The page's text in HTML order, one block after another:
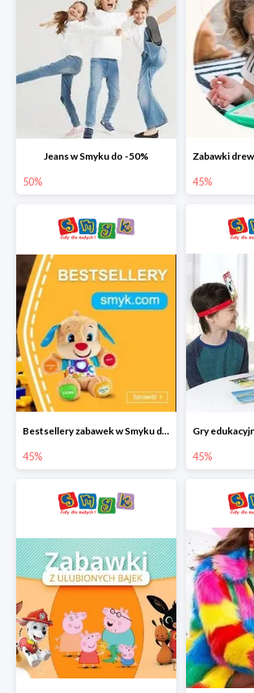
Jeans w Smyku do -50%
50% 45%
Bestsellery zabawek w Smyku do -45%
45% 45%